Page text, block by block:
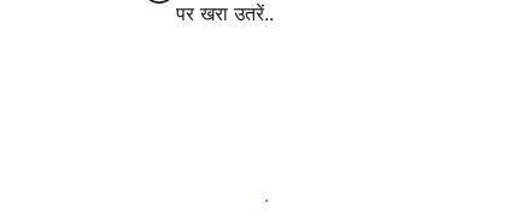
पर खरा उतरें..
आज ही हमारे साथ मेजबानी करें